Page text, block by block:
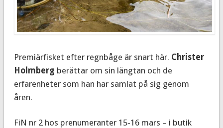
Premiärfisket efter regnbåge är snart här. Christer
Holmberg berättar om sin längtan och de
erfarenheter som han har samlat på sig genom
åren.
FiN nr 2 hos prenumeranter 15-16 mars – i butik